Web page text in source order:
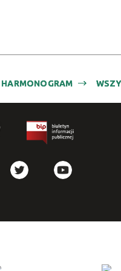
zakresie
Promowane
HARMONOGRAM